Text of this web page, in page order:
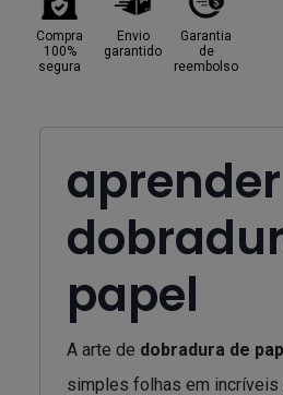
Compra
100%
segura
Envio
garantido
Garantia
de
reembolso
aprender
papel
A arte de dobradura de
simples folhas em incríveis